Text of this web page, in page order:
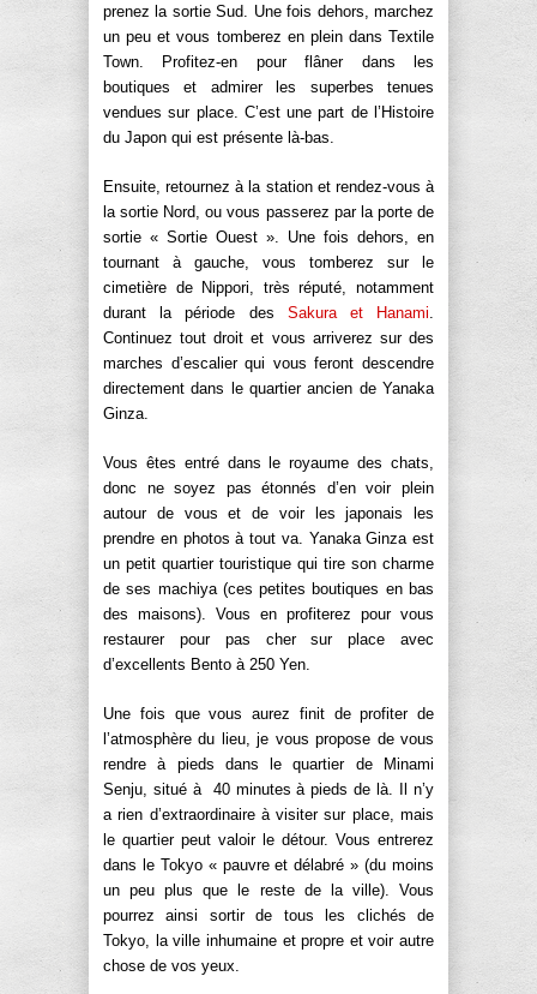
prenez la sortie Sud. Une fois dehors, marchez
un peu et vous tomberez en plein dans Textile
Town. Profitez-en pour flâner dans les
boutiques et admirer les superbes tenues
vendues sur place. C’est une part de l’Histoire
du Japon qui est présente là-bas.
Ensuite, retournez à la station et rendez-vous à
la sortie Nord, ou vous passerez par la porte de
sortie « Sortie Ouest ». Une fois dehors, en
tournant à gauche, vous tomberez sur le
cimetière de Nippori, très réputé, notamment
durant la période des Sakura et Hanami
Continuez tout droit et vous arriverez sur des
marches d’escalier qui vous feront descendre
directement dans le quartier ancien de Yanaka
Ginza.
Vous êtes entré dans le royaume des chats,
donc ne soyez pas étonnés d’en voir plein
autour de vous et de voir les japonais les
prendre en photos à tout va. Yanaka Ginza est
un petit quartier touristique qui tire son charme
de ses machiya (ces petites boutiques en bas
des maisons). Vous en profiterez pour vous
restaurer pour pas cher sur place avec
d’excellents Bento à 250 Yen.
Une fois que vous aurez finit de profiter de
l’atmosphère du lieu, je vous propose de vous
rendre à pieds dans le quartier de Minami
Senju, situé à 40 minutes à pieds de là. Il n’y
a rien d’extraordinaire à visiter sur place, mais
le quartier peut valoir le détour. Vous entrerez
dans le Tokyo « pauvre et délabré » (du moins
un peu plus que le reste de la ville). Vous
pourrez ainsi sortir de tous les clichés de
Tokyo, la ville inhumaine et propre et voir autre
chose de vos yeux.